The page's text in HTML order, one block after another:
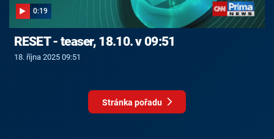
0:19
RESET - teaser, 18.10. v 09:51
18. října 2025 09:51
Stránka pořadu